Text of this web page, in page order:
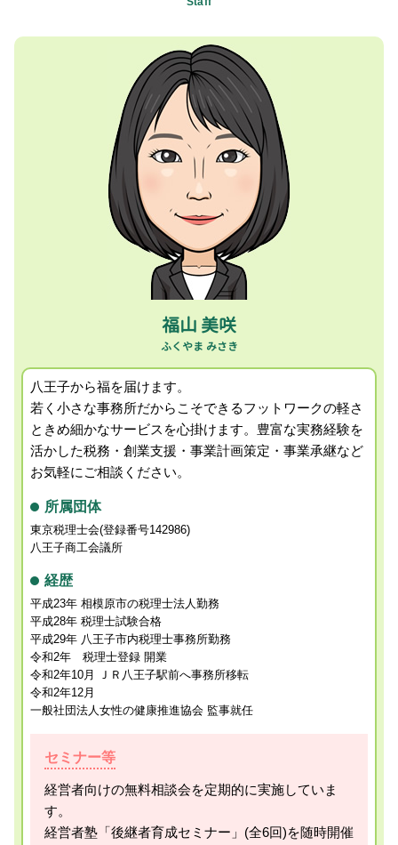
キャッシュフロー 損益計算書
顧問税理士 相場
事業承継 計画
税務調査 法人
税理士 業務内容
事業承継 法人
個人事業主 給与所得 経費
個人事業主 確定申告 青色 白色
贈与税申告 110万円以下
小規模宅地 相続税
fx 確定申告 やり方
事業計画書 個人事業主
相続税 申告 必要書類
確定申告 期限過ぎたら
消費税確定申告 税理士 相談 町田市
消費税確定申告 税理士 相談 八王子市
経理担当者会計指導 税理士 相談 国立市
会社設立支援 税理士 相談 国立市
キャッシュフロー 税理士 相談 国立市
セカンドオピニオン 税理士 相談 町田市
記帳代行 税理士 相談 日野市
相続税申告 税理士 相談 相模原市
セカンドオピニオン 税理士 相談 昭島市
事業承継コンサルティング 税理士 相談 町田市
キャッシュフロー 税理士 相談 相模原市
所得税確定申告 税理士 相談 町田市
セカンドオピニオン 税理士 相談 八王子市
経営者所得税確定申告 税理士 相談 国立市
創業支援 税理士 相談 八王子市
福山 美咲
八王子から福を届けます。
若く小さな事務所だからこそできるフットワークの軽さ
ときめ細かなサービスを心掛けます。 豊富な実務経験を
活かした税務・創業支援・事業計画策定・事業承継など
お気軽にご相談ください。
所属団体
東京税理士会(登録番号142986)
八王子商工会議所
経歴
平成23年 相模原市の税理士法人勤務
平成28年 税理士試験合格
平成29年 八王子市内税理士事務所勤務
令和2年 税理士登録 開業
令和2年10月 ＪＲ八王子駅前へ事務所移転
令和2年12月
一般社団法人女性の健康推進協会 監事就任
セミナー等
経営者向けの無料相談会を定期的に実施していま
す。
経営者塾「後継者育成セミナー」(全6回)を随時開催